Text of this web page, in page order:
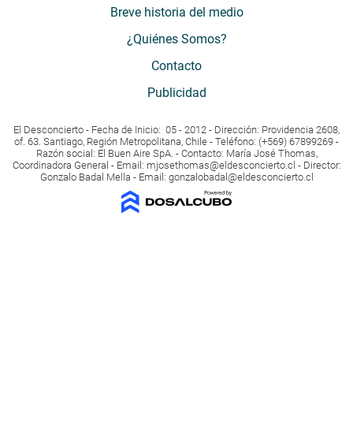
Breve historia del medio
¿Quiénes Somos?
Contacto
Publicidad
El Desconcierto - Fecha de Inicio: 05 - 2012 - Dirección: Providencia 2608,
of. 63. Santiago, Región Metropolitana, Chile - Teléfono: (+569) 67899269 -
Razón social: El Buen Aire SpA. - Contacto: María José Thomas,
Coordinadora General - Email: mjosethomas@eldesconcierto.cl - Director:
Gonzalo Badal Mella - Email: gonzalobadal@eldesconcierto.cl